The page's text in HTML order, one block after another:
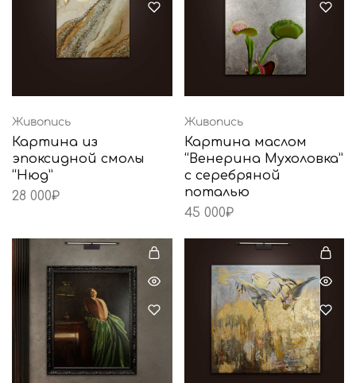
Живопись
Картина из
эпоксидной смолы
“Нюд”
28 000₽
Живопись
Картина маслом
“Венерина Мухоловка”
с серебряной
поталью
45 000₽